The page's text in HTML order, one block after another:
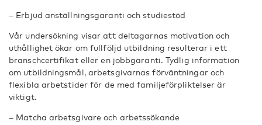
– Erbjud anställningsgaranti och studiestöd
Vår undersökning visar att deltagarnas motivation och
uthållighet ökar om fullföljd utbildning resulterar i ett
branschcertifikat eller en jobbgaranti. Tydlig information
om utbildningsmål, arbetsgivarnas förväntningar och
flexibla arbetstider för de med familjeförpliktelser är
viktigt.
– Matcha arbetsgivare och arbetssökande